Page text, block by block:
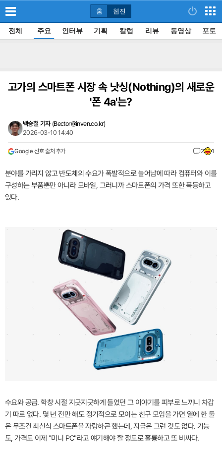
홈 웹진
전체 주요 인터뷰 기획 칼럼 리뷰 동영상 포토
고가의 스마트폰 시장 속 낫싱(Nothing)의 새로운
'폰 4a'는?
백승철 기자 (Bector@inven.co.kr)
2026-03-10 14:40
Google 선호 출처 추가 2 1
분야를 가리지 않고 반도체의 수요가 폭발적으로 늘어남에 따라 컴퓨터와 이를
구성하는 부품뿐만 아니라 모바일, 그러니까 스마트폰의 가격 또한 폭등하고
있다.
수요와 공급. 학창 시절 지긋지긋하게 들었던 그 이야기를 피부로 느끼니 차갑
기 따로 없다. 몇 년 전만 해도 정기적으로 모이는 친구 모임을 가면 열에 한 둘
은 무조건 최신식 스마트폰을 자랑하곤 했는데, 지금은 그런 것도 없다. 기능
도, 가격도 이제 "미니 PC"라고 얘기해야 할 정도로 훌륭하고 또 비싸다.